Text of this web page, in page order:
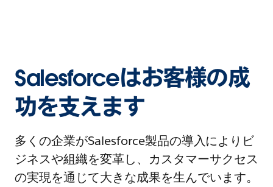
Salesforceはお客様の成
功を支えます
多くの企業がSalesforce製品の導入によりビ
ジネスや組織を変革し、カスタマーサクセス
の実現を通じて大きな成果を生んでいます。